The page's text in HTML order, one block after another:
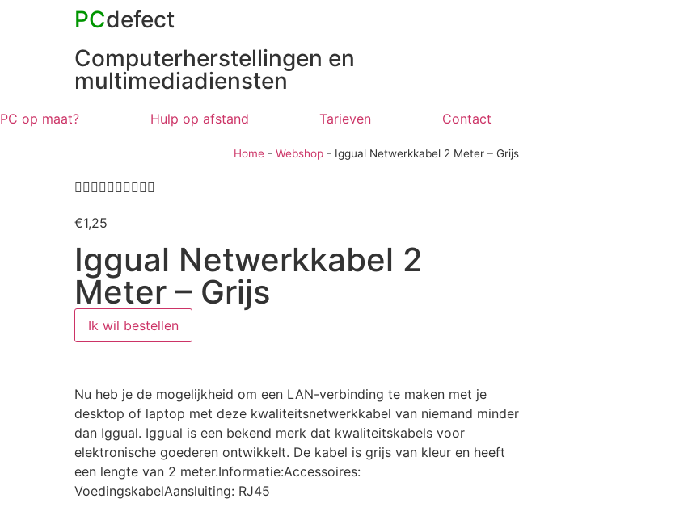
PCdefect
Computerherstellingen en
multimediadiensten
PC op maat? Hulp op afstand Tarieven Contact
Home - Webshop - Iggual Netwerkkabel 2 Meter – Grijs

€1,25
Iggual Netwerkkabel 2
Meter – Grijs
Ik wil bestellen
Nu heb je de mogelijkheid om een LAN-verbinding te maken met je
desktop of laptop met deze kwaliteitsnetwerkkabel van niemand minder
dan Iggual. Iggual is een bekend merk dat kwaliteitskabels voor
elektronische goederen ontwikkelt. De kabel is grijs van kleur en heeft
een lengte van 2 meter.Informatie:Accessoires:
VoedingskabelAansluiting: RJ45